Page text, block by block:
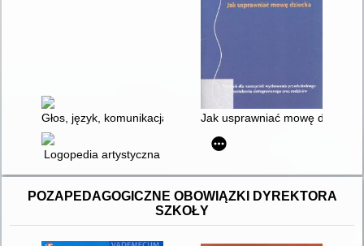
Głos, język, komunikacja Jak usprawniać mowę dziecka
Logopedia artystyczna
POZAPEDAGOGICZNE OBOWIĄZKI DYREKTORA
SZKOŁY